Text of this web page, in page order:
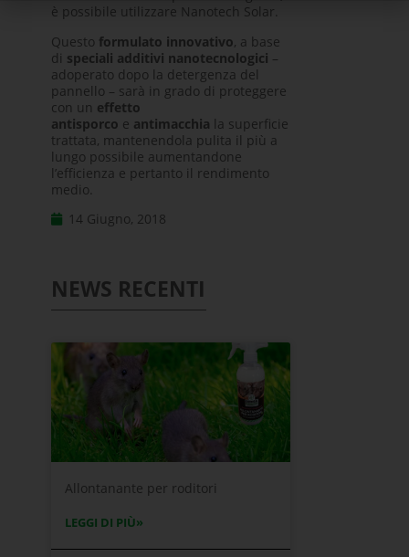
è possibile utilizzare Nanotech Solar.
Questo formulato innovativo, a base
di speciali additivi nanotecnologici –
adoperato dopo la detergenza del
pannello – sarà in grado di proteggere
con un effetto
antisporco e antimacchia la superficie
trattata, mantenendola pulita il più a
lungo possibile aumentandone
l’efficienza e pertanto il rendimento
medio.
14 Giugno, 2018
NEWS RECENTI
Allontanante per roditori
LEGGI DI PIÙ»